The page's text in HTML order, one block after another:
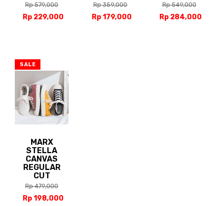
Rp 579,000
Rp 229,000
Rp 359,000
Rp 179,000
Rp 549,000
Rp 284,000
SALE
MARX
STELLA
CANVAS
REGULAR
CUT
Rp 479,000
Rp 198,000